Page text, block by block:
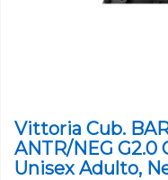
Vittoria Cub.
ANTR/NEG
Unisex Adulto,